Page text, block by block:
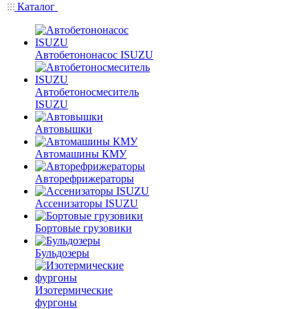
Каталог
Автобетононасос ISUZU
Автобетоносмеситель
ISUZU
Автовышки
Автомашины КМУ
Авторефрижераторы
Ассенизаторы ISUZU
Бортовые грузовики
Бульдозеры
Изотермические
фургоны